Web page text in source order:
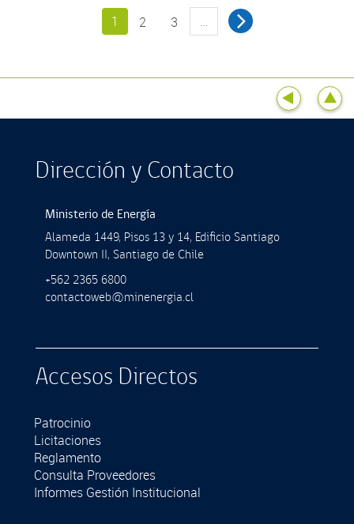
1 2 3 …
Dirección y Contacto
Ministerio de Energía
Alameda 1449, Pisos 13 y 14, Ediﬁcio Santiago
Downtown II, Santiago de Chile
+562 2365 6800
contactoweb@minenergia.cl
Accesos Directos
Patrocinio
Licitaciones
Reglamento
Consulta Proveedores
Informes Gestión Institucional